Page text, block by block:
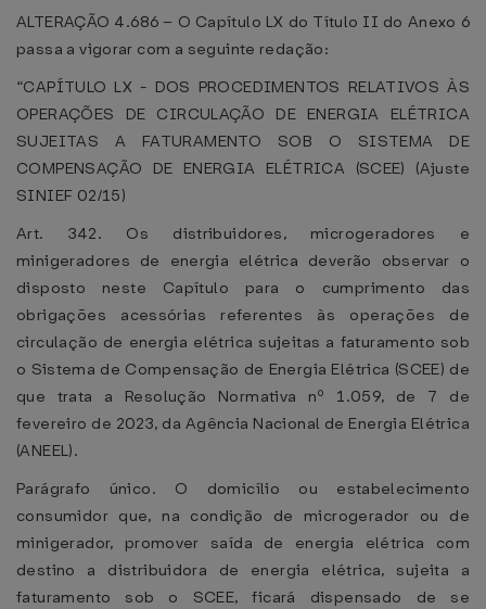
ALTERAÇÃO 4.686 – O Capítulo LX do Título II do Anexo 6
passa a vigorar com a seguinte redação:
“CAPÍTULO LX - DOS PROCEDIMENTOS RELATIVOS ÀS
OPERAÇÕES DE CIRCULAÇÃO DE ENERGIA ELÉTRICA
SUJEITAS A FATURAMENTO SOB O SISTEMA DE
COMPENSAÇÃO DE ENERGIA ELÉTRICA (SCEE) (Ajuste
SINIEF 02/15)
Art. 342. Os distribuidores, microgeradores e
minigeradores de energia elétrica deverão observar o
disposto neste Capítulo para o cumprimento das
obrigações acessórias referentes às operações de
circulação de energia elétrica sujeitas a faturamento sob
o Sistema de Compensação de Energia Elétrica (SCEE) de
que trata a Resolução Normativa nº 1.059, de 7 de
fevereiro de 2023, da Agência Nacional de Energia Elétrica
(ANEEL).
Parágrafo único. O domicílio ou estabelecimento
consumidor que, na condição de microgerador ou de
minigerador, promover saída de energia elétrica com
destino a distribuidora de energia elétrica, sujeita a
faturamento sob o SCEE, ficará dispensado de se